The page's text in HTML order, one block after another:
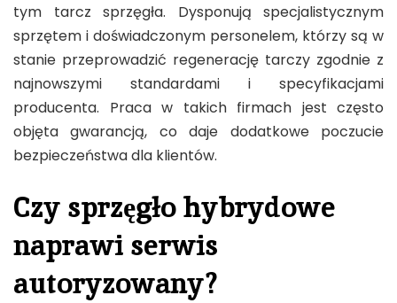
tym tarcz sprzęgła. Dysponują specjalistycznym
sprzętem i doświadczonym personelem, którzy są w
stanie przeprowadzić regenerację tarczy zgodnie z
najnowszymi standardami i specyfikacjami
producenta. Praca w takich firmach jest często
objęta gwarancją, co daje dodatkowe poczucie
bezpieczeństwa dla klientów.
Czy sprzęgło hybrydowe
naprawi serwis
autoryzowany?